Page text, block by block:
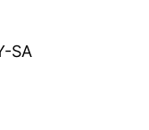
SA